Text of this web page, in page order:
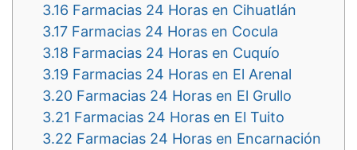
3.16 Farmacias 24 Horas en Cihuatlán
3.17 Farmacias 24 Horas en Cocula
3.18 Farmacias 24 Horas en Cuquío
3.19 Farmacias 24 Horas en El Arenal
3.20 Farmacias 24 Horas en El Grullo
3.21 Farmacias 24 Horas en El Tuito
3.22 Farmacias 24 Horas en Encarnación